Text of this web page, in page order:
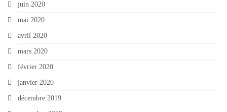
juin 2020
mai 2020
avril 2020
mars 2020
février 2020
janvier 2020
décembre 2019